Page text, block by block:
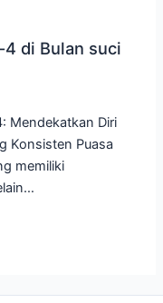
4 di Bulan suci
Mendekatkan Diri
Konsisten Puasa
memiliki